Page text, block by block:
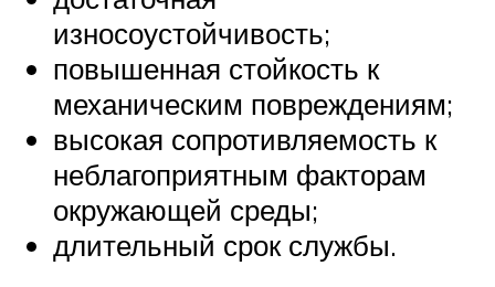
износоустойчивость;
повышенная стойкость к
механическим повреждениям;
высокая сопротивляемость к
неблагоприятным факторам
окружающей среды;
длительный срок службы.